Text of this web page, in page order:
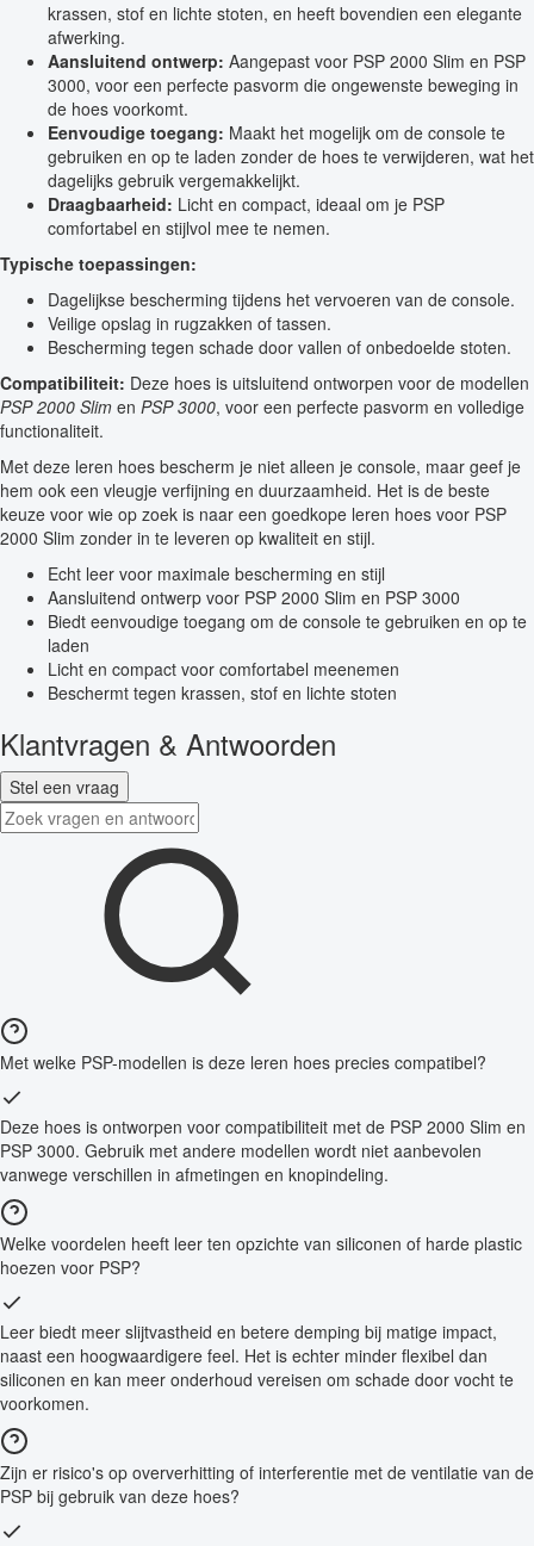
krassen, stof en lichte stoten, en heeft bovendien een elegante
afwerking.
Aansluitend ontwerp: Aangepast voor PSP 2000 Slim en PSP
3000, voor een perfecte pasvorm die ongewenste beweging in
de hoes voorkomt.
Eenvoudige toegang: Maakt het mogelijk om de console te
gebruiken en op te laden zonder de hoes te verwijderen, wat het
dagelijks gebruik vergemakkelijkt.
Draagbaarheid: Licht en compact, ideaal om je PSP
comfortabel en stijlvol mee te nemen.
Typische toepassingen:
Dagelijkse bescherming tijdens het vervoeren van de console.
Veilige opslag in rugzakken of tassen.
Bescherming tegen schade door vallen of onbedoelde stoten.
Compatibiliteit: Deze hoes is uitsluitend ontworpen voor de modellen
PSP 2000 Slim en PSP 3000, voor een perfecte pasvorm en volledige
functionaliteit.
Met deze leren hoes bescherm je niet alleen je console, maar geef je
hem ook een vleugje verfijning en duurzaamheid. Het is de beste
keuze voor wie op zoek is naar een goedkope leren hoes voor PSP
2000 Slim zonder in te leveren op kwaliteit en stijl.
Echt leer voor maximale bescherming en stijl
Aansluitend ontwerp voor PSP 2000 Slim en PSP 3000
Biedt eenvoudige toegang om de console te gebruiken en op te
laden
Licht en compact voor comfortabel meenemen
Beschermt tegen krassen, stof en lichte stoten
Klantvragen & Antwoorden
Stel een vraag
Met welke PSP-modellen is deze leren hoes precies compatibel?
Deze hoes is ontworpen voor compatibiliteit met de PSP 2000 Slim en
PSP 3000. Gebruik met andere modellen wordt niet aanbevolen
vanwege verschillen in afmetingen en knopindeling.
Welke voordelen heeft leer ten opzichte van siliconen of harde plastic
hoezen voor PSP?
Leer biedt meer slijtvastheid en betere demping bij matige impact,
naast een hoogwaardigere feel. Het is echter minder flexibel dan
siliconen en kan meer onderhoud vereisen om schade door vocht te
voorkomen.
Zijn er risico's op oververhitting of interferentie met de ventilatie van de
PSP bij gebruik van deze hoes?